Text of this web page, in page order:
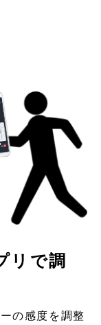
リで調
の感度を調整